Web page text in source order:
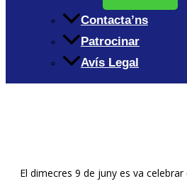
Contacta’ns
Patrocinar
Avís Legal
El dimecres 9 de juny es va celebrar